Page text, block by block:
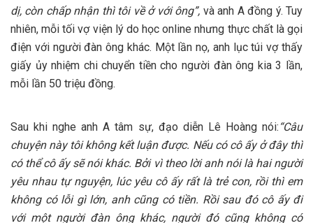
dị, còn chấp nhận thì tôi về ở với ông”, và anh A đồng ý. Tuy
nhiên, mỗi tối vợ viện lý do học online nhưng thực chất là gọi
điện với người đàn ông khác. Một lần nọ, anh lục túi vợ thấy
giấy ủy nhiệm chi chuyển tiền cho người đàn ông kia 3 lần,
mỗi lần 50 triệu đồng.
Sau khi nghe anh A tâm sự, đạo diễn Lê Hoàng nói: “Câu
chuyện này tôikhông kết luận được. Nếu có cô ấy ở đây thì
có thể cô ấy sẽ nóikhác. Bởi vì theo lờianh nói là hai người
yêu nhau tự nguyện, lúc yêu cô ấy rất là trẻ con, rồi thì em
không có lỗi gì lớn, anh cũng có tiền. Rồi sau đó cô ấy đi
với một ngườiđàn ông khác, người đó cũng không có